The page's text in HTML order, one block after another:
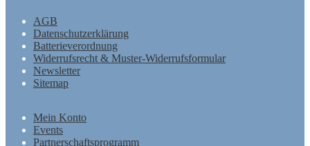
AGB
Datenschutzerklärung
Batterieverordnung
Widerrufsrecht & Muster-Widerrufsformular
Newsletter
Sitemap
Mein Konto
Events
Partnerschaftsprogramm